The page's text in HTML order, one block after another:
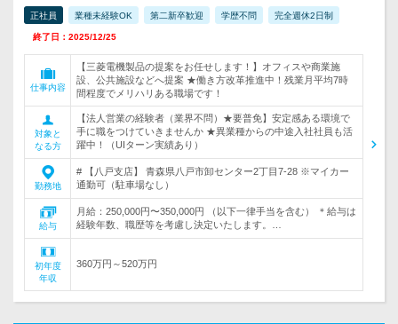
正社員 業種未経験OK 第二新卒歓迎 学歴不問 完全週休2日制
終了日：2025/12/25
仕事内容
【三菱電機製品の提案をお任せします！】オフィスや商業施
設、公共施設などへ提案 ★働き方改革推進中！残業月平均7時
間程度でメリハリある職場です！
対象と
なる方
【法人営業の経験者（業界不問）★要普免】安定感ある環境で
手に職をつけていきませんか ★異業種からの中途入社社員も活
躍中！（UIターン実績あり）
勤務地
# 【八戸支店】 青森県八戸市卸センター2丁目7-28 ※マイカー
通勤可（駐車場なし）
給与
月給：250,000円〜350,000円 （以下一律手当を含む） ＊給与は
経験年数、職歴等を考慮し決定いたします。…
初年度
年収
360万円～520万円